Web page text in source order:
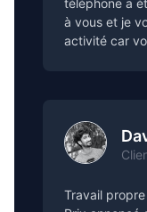
téléphone a
à vous et je
activité car
Travail